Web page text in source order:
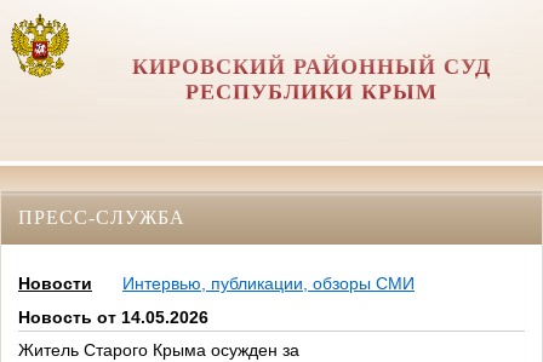
КИРОВСКИЙ РАЙОННЫЙ СУД
РЕСПУБЛИКИ КРЫМ
ПРЕСС-СЛУЖБА
Новости
Интервью, публикации, обзоры СМИ
Новость от 14.05.2026
Житель Старого Крыма осужден за